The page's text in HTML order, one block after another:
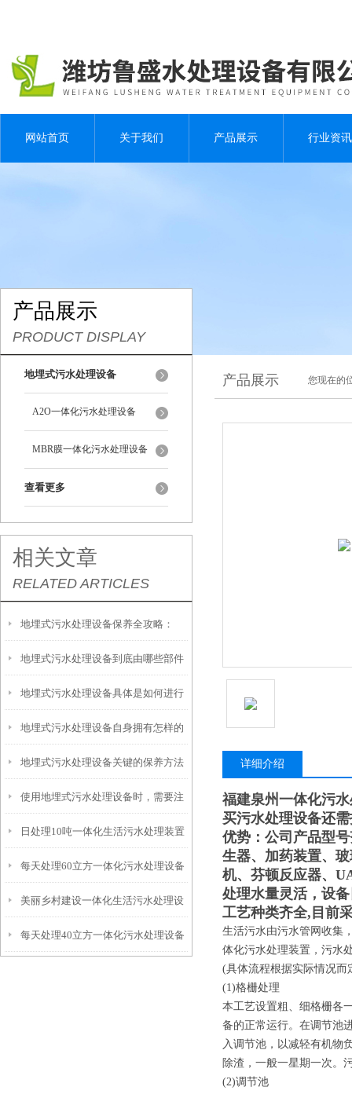
网站首页 关于我们 产品展示 行业资讯
产品展示
PRODUCT DISPLAY
地埋式污水处理设备
A2O一体化污水处理设备
MBR膜一体化污水处理设备
查看更多
相关文章
RELATED ARTICLES
地埋式污水处理设备保养全攻略：
让“地下卫士”持续高效运转
地埋式污水处理设备到底由哪些部件
撑起？核心结构一文拆解
地埋式污水处理设备具体是如何进行
安装的呢？
地埋式污水处理设备自身拥有怎样的
特点呢？
地埋式污水处理设备关键的保养方法
使用地埋式污水处理设备时，需要注
意以下事项
日处理10吨一体化生活污水处理装置
每天处理60立方一体化污水处理设备
美丽乡村建设一体化生活污水处理设
备
每天处理40立方一体化污水处理设备
产品展示 您现在的
详细介绍
福建泉州一体化污
买污水处理设备还
优势：公司产品型
生器、加药装置、
机、芬顿反应器、
处理水量灵活，设
工艺种类齐全,目前
生活污水由污水管网收集
体化污水处理装置，污水
(具体流程根据实际情况而
(1)格栅处理
本工艺设置粗、细格栅各
备的正常运行。在调节池
入调节池，以减轻有机物
除渣，一般一星期一次。
(2)调节池